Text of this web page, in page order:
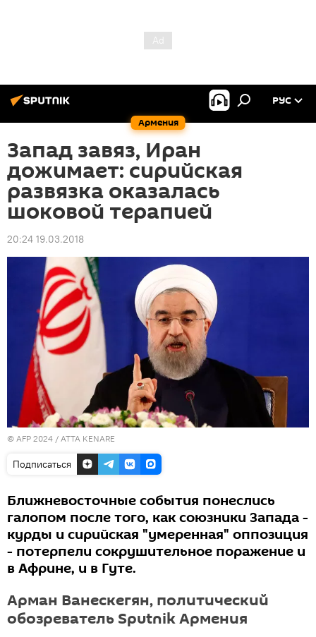
Армения
РУС
Запад завяз, Иран
дожимает: сирийская
развязка оказалась
шоковой терапией
20:24 19.03.2018
© AFP 2024 / ATTA KENARE
Подписаться
Ближневосточные события понеслись
галопом после того, как союзники Запада -
курды и сирийская "умеренная" оппозиция
- потерпели сокрушительное поражение и
в Африне, и в Гуте.
Арман Ванескегян, политический
обозреватель Sputnik Армения